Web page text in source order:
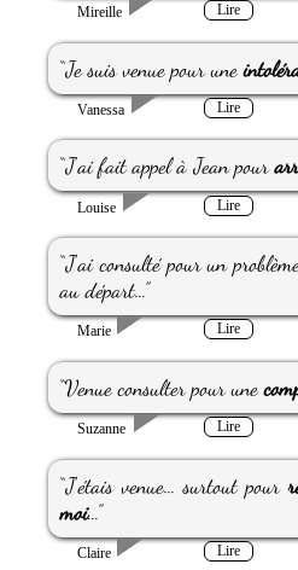
Mireille Lire
“Je suis venue pour une
Vanessa Lire
“J'ai fait appel à Jean pour
Louise Lire
“J'ai consulté pour un
au départ...”
Marie Lire
“Venue consulter pour une
Suzanne Lire
“J'étais venue... surtout pour
moi...”
Claire Lire